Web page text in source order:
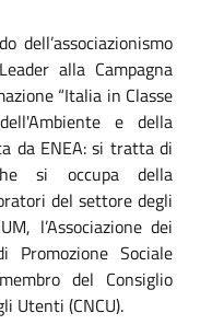
dell’associazionismo
alla Campagna
“Italia in Classe
e della
da ENEA: si tratta di
si occupa della
del settore degli
l’Associazione dei
Promozione Sociale
del Consiglio
Utenti (CNCU).